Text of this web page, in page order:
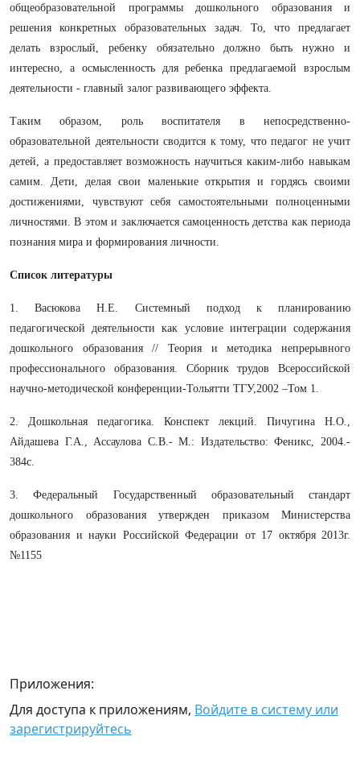
общеобразовательной программы дошкольного образования и
решения конкретных образовательных задач. То, что предлагает
делать взрослый, ребенку обязательно должно быть нужно и
интересно, а осмысленность для ребенка предлагаемой взрослым
деятельности - главный залог развивающего эффекта.
Таким образом, роль воспитателя в непосредственно-
образовательной деятельности сводится к тому, что педагог не учит
детей, а предоставляет возможность научиться каким-либо навыкам
самим. Дети, делая свои маленькие открытия и гордясь своими
достижениями, чувствуют себя самостоятельными полноценными
личностями. В этом и заключается самоценность детства как периода
познания мира и формирования личности.
Список литературы
1. Васюкова Н.Е. Системный подход к планированию
педагогической деятельности как условие интеграции содержания
дошкольного образования // Теория и методика непрерывного
профессионального образования. Сборник трудов Всероссийской
научно-методической конференции-Тольятти ТГУ,2002 –Том 1.
2. Дошкольная педагогика. Конспект лекций. Пичугина Н.О.,
Айдашева Г.А., Ассаулова С.В.- М.: Издательство: Феникс, 2004.-
384с.
3.Федеральный Государственный образовательный стандарт
дошкольного образования утвержден приказом Министерства
образования и науки Российской Федерации от 17 октября 2013г.
№1155
Приложения:
Для доступа к приложениям, Войдите в систему или
зарегистрируйтесь